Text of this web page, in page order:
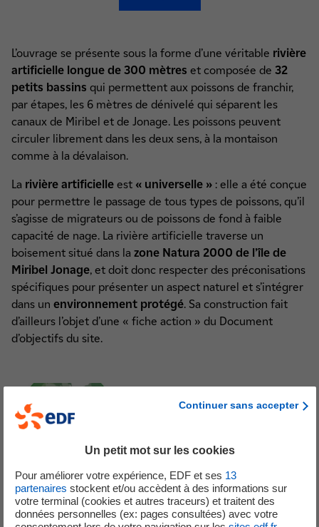
L’ouvrage se présente sous la forme d’une véritable rivière
artificielle longue de 300 mètres et composée de 32
petits bassins qui permettent aux poissons de franchir,
par étapes, les 6 mètres de dénivelé qui séparent les
canaux de Miribel et de Jonage. Les poissons peuvent
circuler librement dans les deux sens, à la montaison
comme à la dévalaison.
La rivière artificielle est « universelle » : elle a été conçue
pour permettre le passage de tous types de poissons, qu’il
s’agisse de migrateurs ou de poissons de fond à faible
capacité de nage. La rivière artificielle traverse un
boisement situé dans la zone Natura 2000 de l’île de
Miribel Jonage, et doit donc respecter des préconisations
spécifiques pour présenter un aspect naturel et s’intégrer
dans un environnement protégé. Sa construction fait
d’ailleurs l’objet d’une « fiche action » du Document
d’objectifs du site.
Continuer sans accepter
Un petit mot sur les cookies
Pour améliorer votre expérience, EDF et ses 13
partenaires stockent et/ou accèdent à des informations sur
votre terminal (cookies et autres traceurs) et traitent des
données personnelles (ex: pages consultées) avec votre